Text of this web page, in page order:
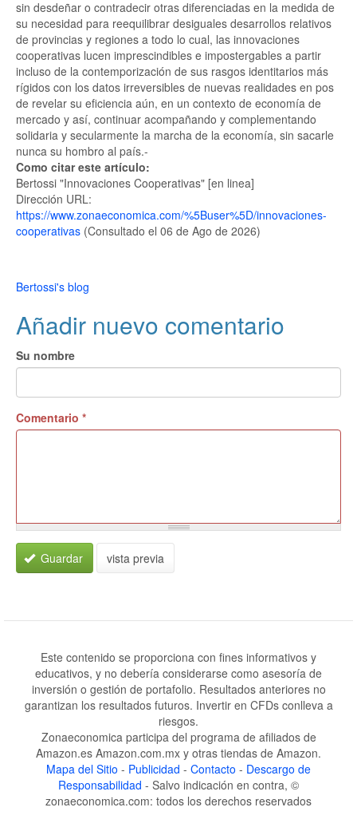
sin desdeñar o contradecir otras diferenciadas en la medida de
su necesidad para reequilibrar desiguales desarrollos relativos
de provincias y regiones a todo lo cual, las innovaciones
cooperativas lucen imprescindibles e impostergables a partir
incluso de la contemporización de sus rasgos identitarios más
rígidos con los datos irreversibles de nuevas realidades en pos
de revelar su eficiencia aún, en un contexto de economía de
mercado y así, continuar acompañando y complementando
solidaria y secularmente la marcha de la economía, sin sacarle
nunca su hombro al país.-
Como citar este artículo:
Bertossi "Innovaciones Cooperativas" [en linea]
Dirección URL:
https://www.zonaeconomica.com/%5Buser%5D/innovaciones-
cooperativas (Consultado el 06 de Ago de 2026)
Bertossi's blog
Añadir nuevo comentario
Su nombre
Comentario *
Guardar vista previa
Este contenido se proporciona con fines informativos y
educativos, y no debería considerarse como asesoría de
inversión o gestión de portafolio. Resultados anteriores no
garantizan los resultados futuros. Invertir en CFDs conlleva a
riesgos.
Zonaeconomica participa del programa de afiliados de
Amazon.es Amazon.com.mx y otras tiendas de Amazon.
Mapa del Sitio - Publicidad - Contacto - Descargo de
Responsabilidad - Salvo indicación en contra, ©
zonaeconomica.com: todos los derechos reservados